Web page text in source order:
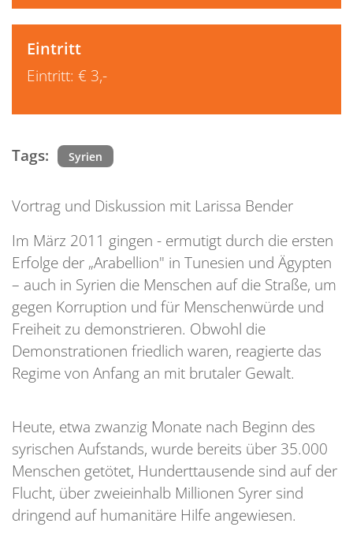
Eintritt
Eintritt: € 3,-
Tags: Syrien
Vortrag und Diskussion mit Larissa Bender
Im März 2011 gingen - ermutigt durch die ersten
Erfolge der „Arabellion" in Tunesien und Ägypten
– auch in Syrien die Menschen auf die Straße, um
gegen Korruption und für Menschenwürde und
Freiheit zu demonstrieren. Obwohl die
Demonstrationen friedlich waren, reagierte das
Regime von Anfang an mit brutaler Gewalt.
Heute, etwa zwanzig Monate nach Beginn des
syrischen Aufstands, wurde bereits über 35.000
Menschen getötet, Hunderttausende sind auf der
Flucht, über zweieinhalb Millionen Syrer sind
dringend auf humanitäre Hilfe angewiesen.